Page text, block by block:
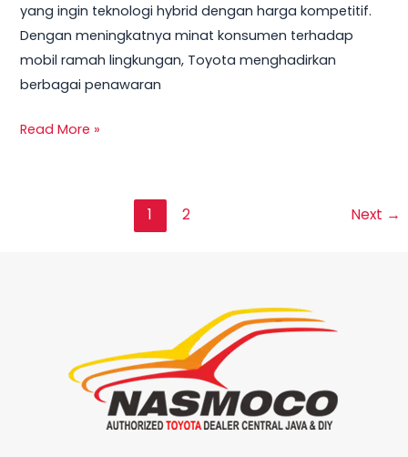
yang ingin teknologi hybrid dengan harga kompetitif.
Dengan meningkatnya minat konsumen terhadap
mobil ramah lingkungan, Toyota menghadirkan
berbagai penawaran
Read More »
1 2 Next →